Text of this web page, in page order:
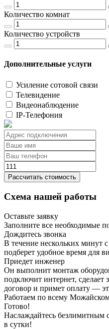
Количество комнат
Количество устройств
Дополнительные услуги
Усиление сотовой связи
Телевидение
Видеонаблюдение
IP-Телефония
Рассчитать стоимость
Схема нашей работы
Оставьте заявку
Заполните все необходимые
Дождитесь звонка
В течение нескольких минут
подберет удобное время для
Приедет инженер
Он выполнит монтаж
подключит интернет, сделает
договор и примет оплату —
Работаем по всему
Готово!
Наслаждайтесь безлимитным
в сутки!